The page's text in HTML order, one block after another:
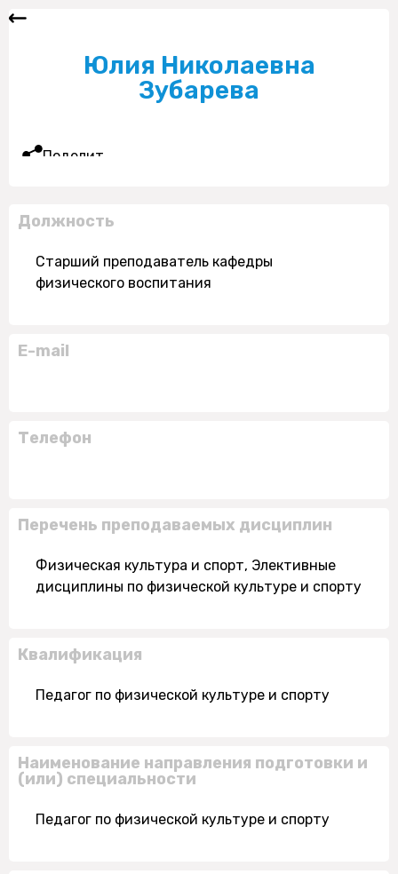
Юлия Николаевна
Зубарева
Поделиться
Должность
Старший преподаватель кафедры
физического воспитания
E-mail
Телефон
Перечень преподаваемых дисциплин
Физическая культура и спорт, Элективные
дисциплины по физической культуре и спорту
Квалификация
Педагог по физической культуре и спорту
Наименование направления подготовки и
(или) специальности
Педагог по физической культуре и спорту